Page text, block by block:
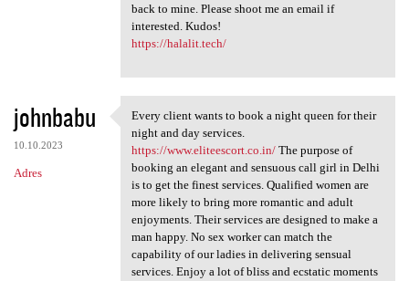
back to mine. Please shoot me an email if
interested. Kudos!
https://halalit.tech/
johnbabu
10.10.2023
Adres
Every client wants to book a
Every client wants to book a night queen for their
night and day services.
https://www.eliteescort.co.in/The purpose of
booking an elegant and sensuous call girl in Delhi
is to get the finest services. Qualified women are
more likely to bring more romantic and adult
enjoyments. Their services are designed to make a
man happy. No sex worker can match the
capability of our ladies in delivering sensual
services. Enjoy a lot of bliss and ecstatic moments